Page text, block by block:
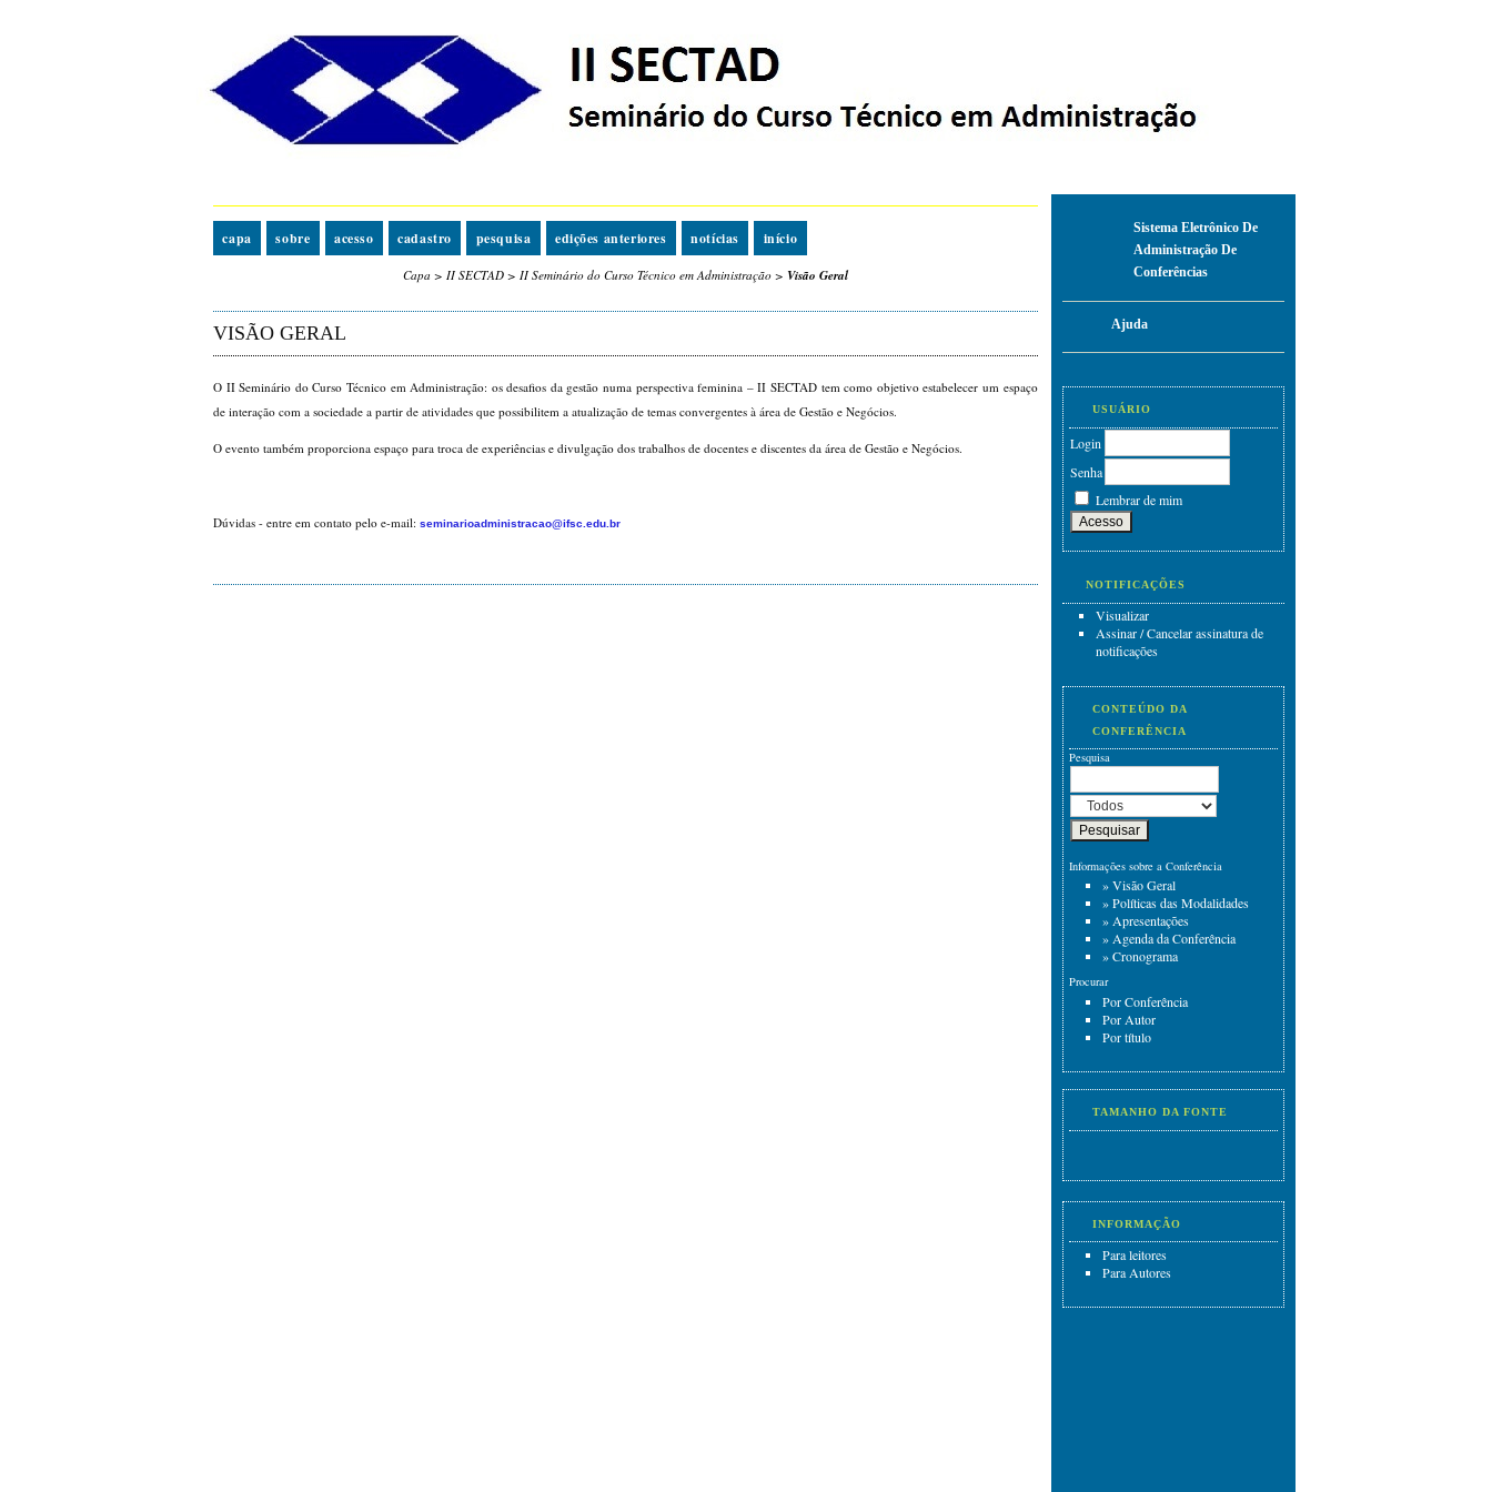
Sistema Eletrônico De
Administração De
Conferências
Ajuda
USUÁRIO
Login
Senha
Lembrar de mim
NOTIFICAÇÕES
Visualizar
Assinar/Cancelar assinatura de
notificações
CONTEÚDO DA
CONFERÊNCIA
Pesquisa
Informações sobre a Conferência
»Visão Geral
»Políticas das Modalidades
»Apresentações
»Agenda da Conferência
»Cronograma
Procurar
Por Conferência
Por Autor
Por título
TAMANHO DA FONTE
INFORMAÇÃO
Para leitores
Para Autores
capa sobre acesso cadastro pesquisa edições anteriores notícias início
Capa > II SECTAD> II Seminário do Curso Técnico em Administração> Visão Geral
VISÃO GERAL
O II Seminário do Curso Técnico em Administração: os desafios da gestão numa perspectiva feminina – II SECTAD tem como objetivo estabelecer um espaço
de interação com a sociedade a partir de atividades que possibilitem a atualização de temas convergentes à área de Gestão e Negócios.
O evento também proporciona espaço para troca de experiências e divulgação dos trabalhos de docentes e discentes da área de Gestão e Negócios.
Dúvidas - entre em contato pelo e-mail: seminarioadministracao@ifsc.edu.br